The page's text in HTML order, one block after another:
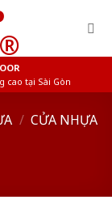
cao tại Sài Gòn
/ CỬA NHỰA